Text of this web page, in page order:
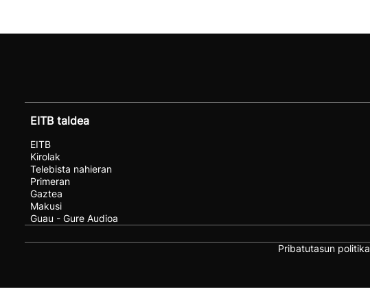
EITB taldea
EITB
Kirolak
Telebista nahieran
Primeran
Gaztea
Makusi
Guau - Gure Audioa
Pribatutasun politika